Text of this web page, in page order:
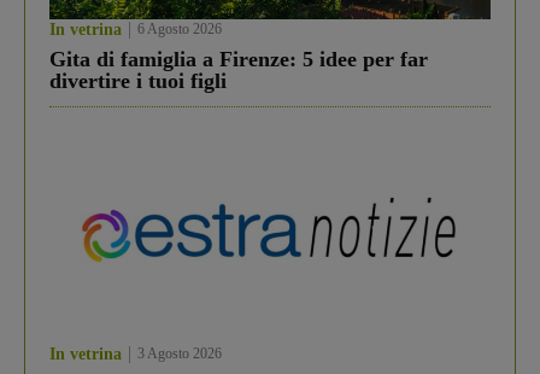
In vetrina 6 Agosto 2026
Gita di famiglia a Firenze: 5 idee per far
divertire i tuoi figli
In vetrina 3 Agosto 2026